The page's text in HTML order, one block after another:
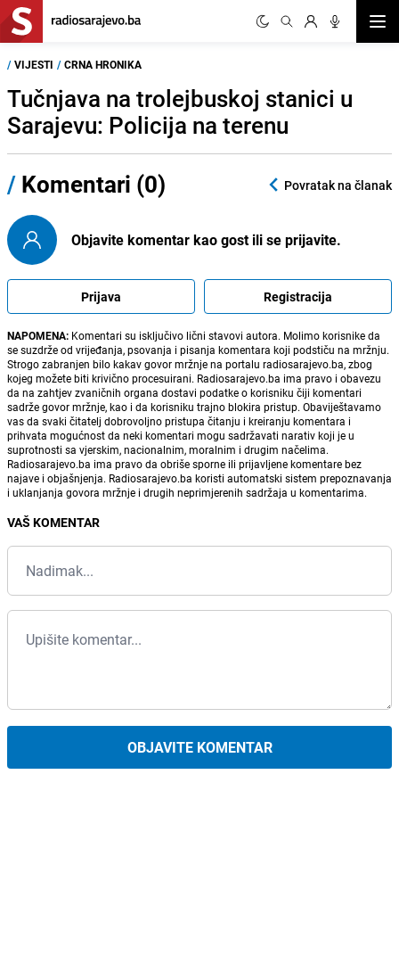
/ VIJESTI / CRNA HRONIKA
Tučnjava na trolejbuskoj stanici u
Sarajevu: Policija na terenu
/ Komentari (0) Povratak na članak
Objavite komentar kao gost ili se prijavite.
Prijava Registracija
NAPOMENA: Komentari su isključivo lični stavovi autora. Molimo korisnike da
se suzdrže od vrijeđanja, psovanja i pisanja komentara koji podstiču na mržnju.
Strogo zabranjen bilo kakav govor mržnje na portalu radiosarajevo.ba, zbog
kojeg možete biti krivično procesuirani. Radiosarajevo.ba ima pravo i obavezu
da na zahtjev zvaničnih organa dostavi podatke o korisniku čiji komentari
sadrže govor mržnje, kao i da korisniku trajno blokira pristup. Obaviještavamo
vas da svaki čitatelj dobrovoljno pristupa čitanju i kreiranju komentara i
prihvata mogućnost da neki komentari mogu sadržavati narativ koji je u
suprotnosti sa vjerskim, nacionalnim, moralnim i drugim načelima.
Radiosarajevo.ba ima pravo da obriše sporne ili prijavljene komentare bez
najave i objašnjenja. Radiosarajevo.ba koristi automatski sistem prepoznavanja
i uklanjanja govora mržnje i drugih neprimjerenih sadržaja u komentarima.
VAŠ KOMENTAR
OBJAVITE KOMENTAR